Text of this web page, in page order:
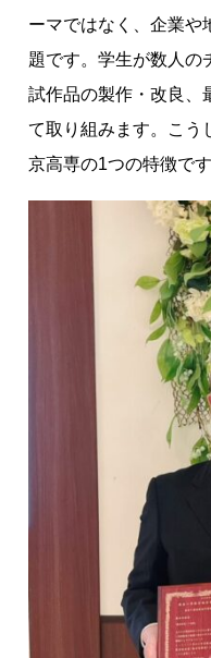
ーマではなく、企業や
題です。学生が数人の
試作品の製作・改良、
て取り組みます。こう
京高専の1つの特徴です